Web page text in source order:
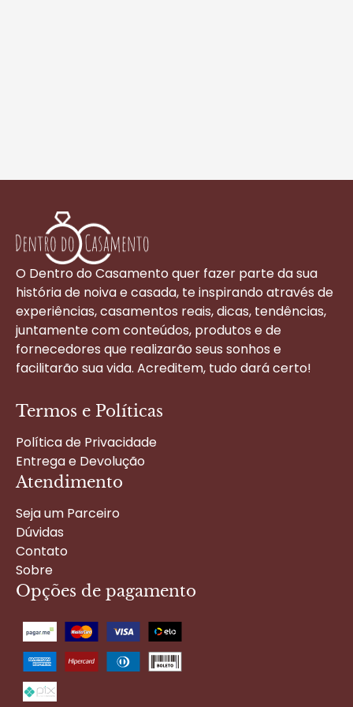
O Dentro do Casamento quer fazer parte da sua
história de noiva e casada, te inspirando através de
experiências, casamentos reais, dicas, tendências,
juntamente com conteúdos, produtos e de
fornecedores que realizarão seus sonhos e
facilitarão sua vida. Acreditem, tudo dará certo!
Termos e Políticas
Política de Privacidade
Entrega e Devolução
Atendimento
Seja um Parceiro
Dúvidas
Contato
Sobre
Opções de pagamento